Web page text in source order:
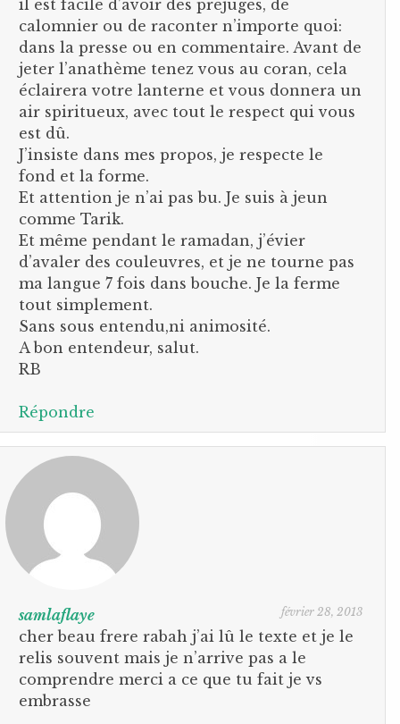
il est facile d’avoir des préjugés, de
calomnier ou de raconter n’importe quoi:
dans la presse ou en commentaire. Avant de
jeter l’anathème tenez vous au coran, cela
éclairera votre lanterne et vous donnera un
air spiritueux, avec tout le respect qui vous
est dû.
J’insiste dans mes propos, je respecte le
fond et la forme.
Et attention je n’ai pas bu. Je suis à jeun
comme Tarik.
Et même pendant le ramadan, j’évier
d’avaler des couleuvres, et je ne tourne pas
ma langue 7 fois dans bouche. Je la ferme
tout simplement.
Sans sous entendu,ni animosité.
A bon entendeur, salut.
RB
Répondre
samlaflaye février 28, 2013
cher beau frere rabah j’ai lû le texte et je le
relis souvent mais je n’arrive pas a le
comprendre merci a ce que tu fait je vs
embrasse